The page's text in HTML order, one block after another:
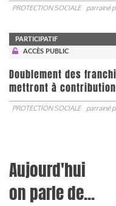
PROTECTION SOCIALE parrainé
PARTICIPATIF
ACCÈS PUBLIC
Doublement des
mettront à
PROTECTION SOCIALE parrainé
Aujourd'hui
on parle de...